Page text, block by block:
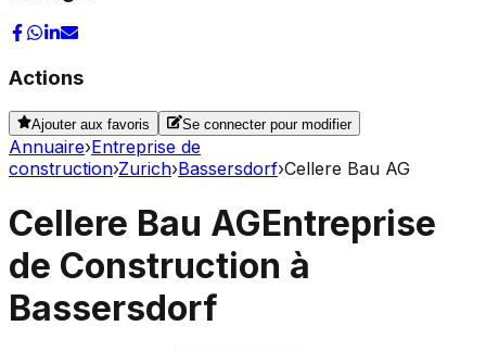
Actions
Ajouter aux favoris Se connecter pour modifier
Annuaire›Entreprise de
construction›Zurich›Bassersdorf›Cellere Bau AG
Cellere Bau AGEntreprise
de Construction à
Bassersdorf